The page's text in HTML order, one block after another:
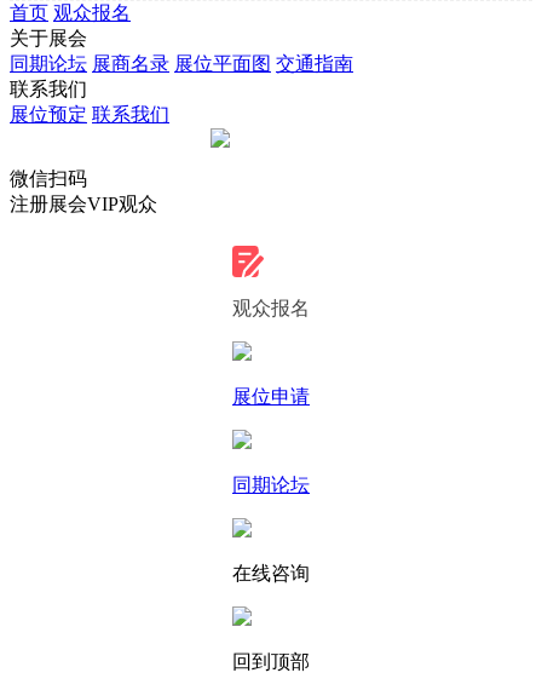
首页 观众报名
关于展会
同期论坛 展商名录 展位平面图 交通指南
联系我们
展位预定 联系我们
微信扫码
注册展会VIP观众
观众报名
展位申请
同期论坛
在线咨询
回到顶部